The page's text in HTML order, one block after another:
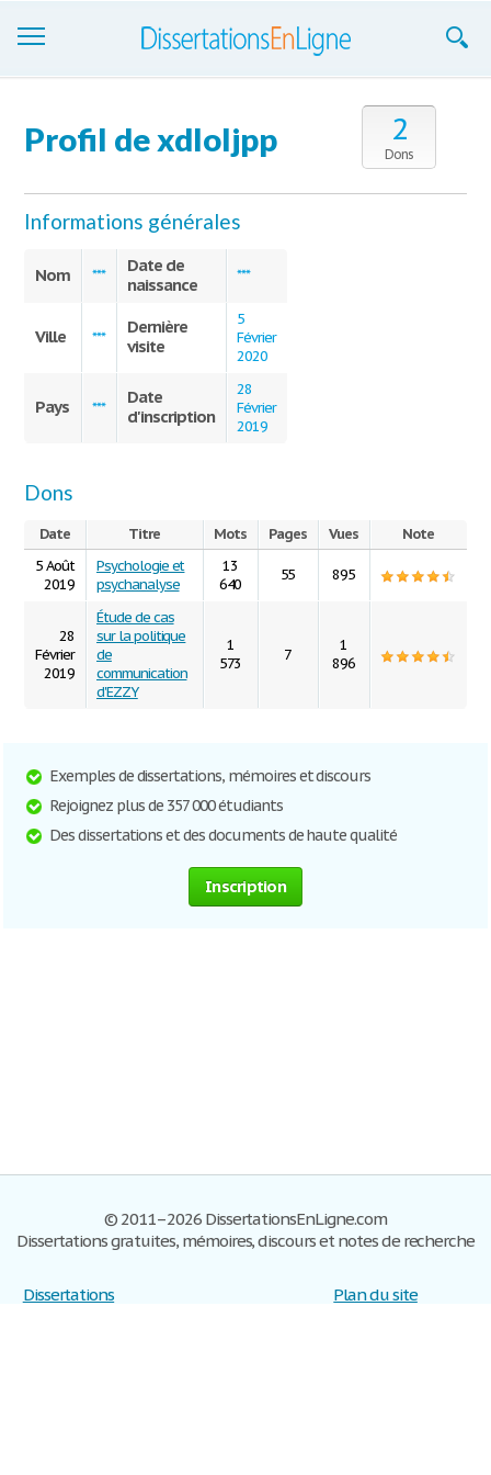
S'inscrire
Se connecter
2
Dons
Profil de xdloljpp
Informations générales
Nom ***
Date de
naissance
***
Ville ***
Dernière
visite
5
Février
2020
Pays ***
Date
d'inscription
28
Février
2019
Dons
Date Titre Mots Pages Vues
Note
5 Août
2019
Psychologie et
psychanalyse
13
640
55 895
28
Février
2019
Étude de cas
sur la politique
de
communication
d'EZZY
1
573
7
1
896
Exemples de dissertations, mémoires et discours
Rejoignez plus de 357 000 étudiants
Des dissertations et des documents de haute qualité
Inscription
© 2011–2026 DissertationsEnLigne.com
Dissertations gratuites, mémoires, discours et notes de recherche
Dissertations
Plan du site